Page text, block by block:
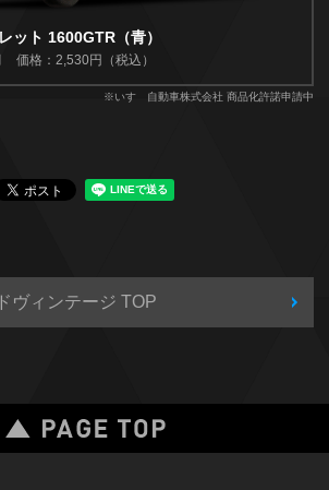
ット 1600GTR（青）
価格：2,530円（税込）
※いすゞ自動車株式会社 商品化許諾申請中
ヴィンテージ TOP